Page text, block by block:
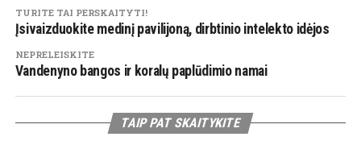
TURITE TAI PERSKAITYTI!
Įsivaizduokite medinį pavilijoną, dirbtinio intelekto idėjos
NEPRELEISKITE
Vandenyno bangos ir koralų paplūdimio namai
TAIP PAT SKAITYKITE